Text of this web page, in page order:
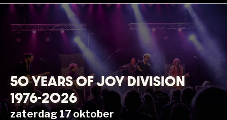
50 YEARS OF JOY DIVISION
1976-2026
zaterdag 17 oktober